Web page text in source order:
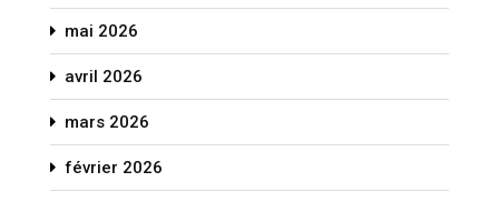
mai 2026
avril 2026
mars 2026
février 2026